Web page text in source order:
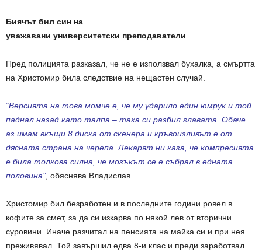
Биячът бил син на
уважавани университетски преподаватели
Пред полицията разказал, че не е използвал бухалка, а смъртта
на Христомир била следствие на нещастен случай.
“Версията на това момче е, че му ударило един юмрук и той
паднал назад като талпа – така си разбил главата. Обаче
аз имам вкъщи 8 диска от скенера и кръвоизливът е от
дясната страна на черепа. Лекарят ни каза, че компресията
е била толкова силна, че мозъкът се е събрал в едната
половина”, обяснява Владислав.
Христомир бил безработен и в последните години ровел в
кофите за смет, за да си изкарва по някой лев от вторични
суровини. Иначе разчитал на пенсията на майка си и при нея
преживявал. Той завършил едва 8-и клас и преди заработвал